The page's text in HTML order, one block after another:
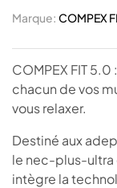
Marque: COMPEX
COMPEX FIT 5.0
chacun de vos
vous relaxer.
Destiné aux
le nec-plus-ultra
intègre la